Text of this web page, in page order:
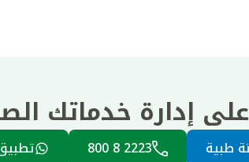
إدارة خدماتك
طبية 2223 8 800